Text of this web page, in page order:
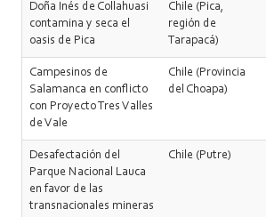
Doña Inés de Collahuasi
contamina y seca el
oasis de Pica
Chile (Pica,
región de
Tarapacá)
Campesinos de
Salamanca en conflicto
con Proyecto Tres Valles
de Vale
Chile (Provincia
del Choapa)
Desafectación del
Parque Nacional Lauca
en favor de las
transnacionales mineras
Chile (Putre)